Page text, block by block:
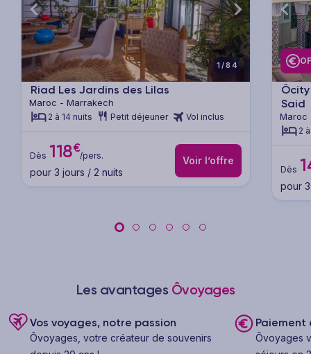
Previous Next
1/84
Riad Les Jardins des Lilas
Maroc - Marrakech
2 à 14 nuits Petit déjeuner Vol inclus
Dès 118€
/pers.
pour 3 jours / 2 nuits
Voir l’offre
Said
Maroc
2
Dès
pour
Les avantages Ôvoyages
Vos voyages, notre passion
Ôvoyages, votre créateur de souvenirs
Paiement
Ôvoyages